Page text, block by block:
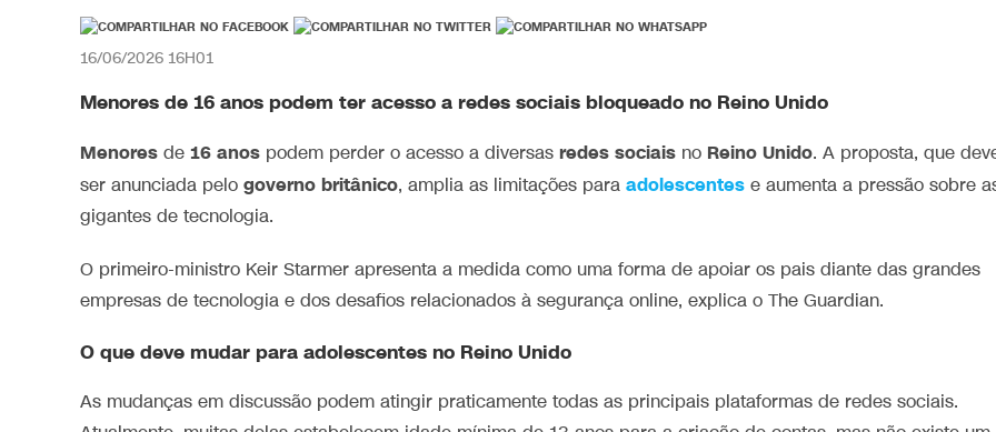
16/06/2026 16H01
Menores de 16 anos podem ter acesso a redes sociais bloqueado no Reino Unido
Menores de 16 anos podem perder o acesso a diversas redes sociais no Reino Unido. A proposta, que
ser anunciada pelo governo britânico, amplia as limitações para adolescentes e aumenta a pressão sobre
gigantes de tecnologia.
O primeiro-ministro Keir Starmer apresenta a medida como uma forma de apoiar os pais diante das grandes
empresas de tecnologia e dos desafios relacionados à segurança online, explica o The Guardian.
O que deve mudar para adolescentes no Reino Unido
As mudanças em discussão podem atingir praticamente todas as principais plataformas de redes sociais.